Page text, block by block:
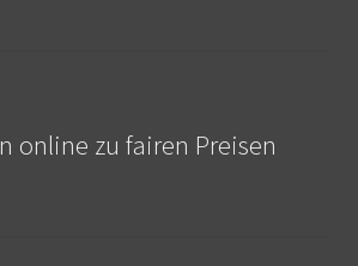
online zu fairen Preisen